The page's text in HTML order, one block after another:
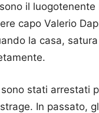
il
capo Valerio
la casa,
stati arrestati
In passato,